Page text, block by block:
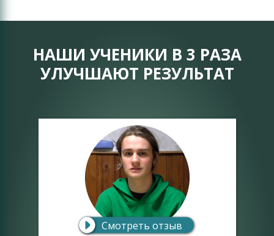
НАШИ УЧЕНИКИ В 3 РАЗА
УЛУЧШАЮТ РЕЗУЛЬТАТ
Смотреть отзыв